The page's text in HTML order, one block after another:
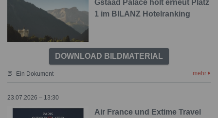
Gstaad Palace holt erneut Platz
1 im BILANZ Hotelranking
DOWNLOAD BILDMATERIAL
Ein Dokument mehr
23.07.2026 – 13:30
Air France und Extime Travel